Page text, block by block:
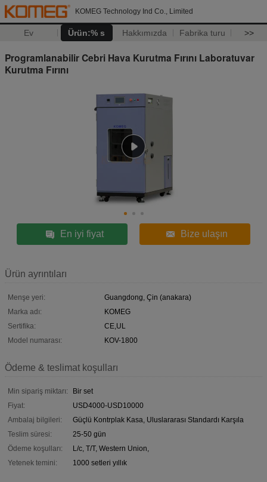
KOMEG Technology Ind Co., Limited
Ev Ürün:% s Hakkımızda Fabrika turu >>
Programlanabilir Cebri Hava Kurutma Fırını Laboratuvar
Kurutma Fırını
En iyi fiyat Bize ulaşın
Ürün ayrıntıları
Menşe yeri:
Guangdong, Çin (anakara)
Marka adı:
KOMEG
Sertifika:
CE,UL
Model numarası:
KOV-1800
Ödeme & teslimat koşulları
Min sipariş miktarı:
Bir set
Fiyat:
USD4000-USD10000
Ambalaj bilgileri:
Güçlü Kontrplak Kasa, Uluslararası Standardı Karşıla
Teslim süresi:
25-50 gün
Ödeme koşulları:
L/c, T/T, Western Union,
Yetenek temini:
1000 setleri yıllık